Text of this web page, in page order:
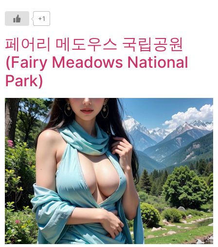
+1
페어리 메도우스 국립공원
(Fairy Meadows National
Park)